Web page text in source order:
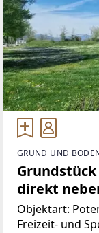
GRUND UND
direkt
Objektart:
Freizeit- und